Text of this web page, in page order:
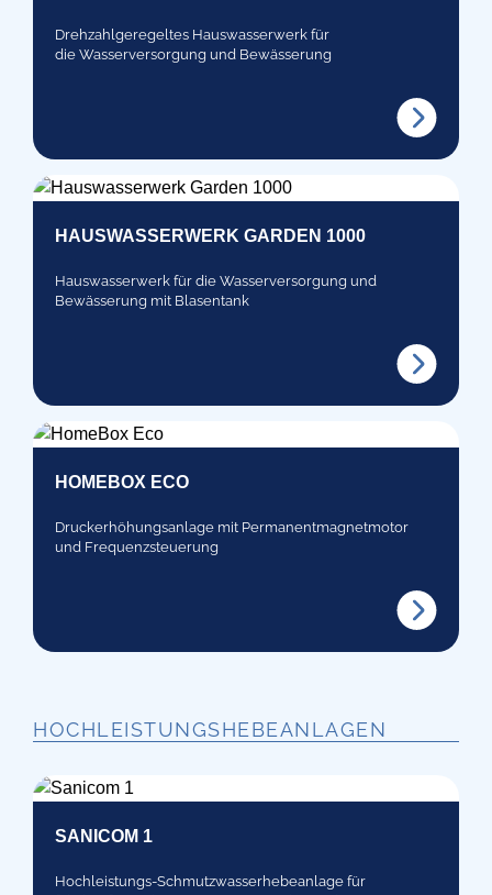
Drehzahlgeregeltes Hauswasserwerk für
die Wasserversorgung und Bewässerung
HAUSWASSERWERK GARDEN 1000
Hauswasserwerk für die Wasserversorgung und
Bewässerung mit Blasentank
HOMEBOX ECO
Druckerhöhungsanlage mit Permanentmagnetmotor
und Frequenzsteuerung
HOCHLEISTUNGSHEBEANLAGEN
SANICOM 1
Hochleistungs-Schmutzwasserhebeanlage für